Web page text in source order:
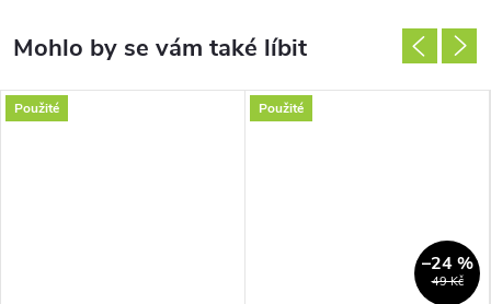
Použité Použité
49 Kč
–24 %